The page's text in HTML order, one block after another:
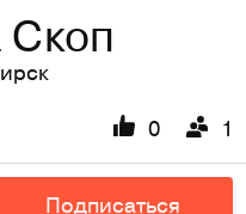
Скоп
0 1
Подписаться